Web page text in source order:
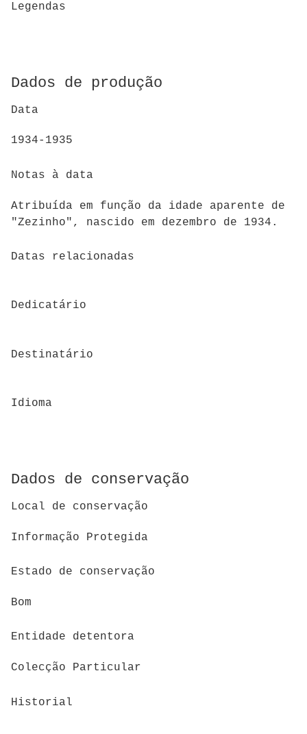
Legendas
Dados de produção
Data
1934-1935
Notas à data
Atribuída em função da idade aparente de
"Zezinho", nascido em dezembro de 1934.
Datas relacionadas
Dedicatário
Destinatário
Idioma
Dados de conservação
Local de conservação
Informação Protegida
Estado de conservação
Bom
Entidade detentora
Colecção Particular
Historial